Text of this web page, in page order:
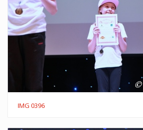
IMG 0396